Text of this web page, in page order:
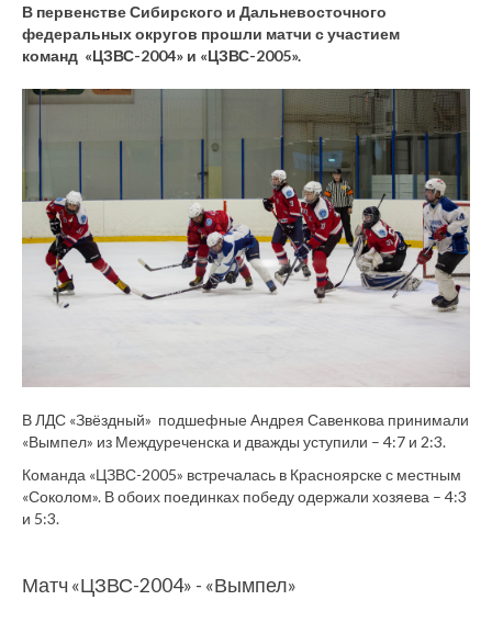
ОЦЕНКА КАЧЕСТВА ОБРАЗОВАНИЯ ВАКАНСИИ
В первенстве Сибирского и Дальневосточного
федеральных округов прошли матчи с участием
команд «ЦЗВС-2004» и «ЦЗВС-2005».
В ЛДС «Звёздный» подшефные Андрея Савенкова принимали
«Вымпел» из Междуреченска и дважды уступили – 4:7 и 2:3.
Команда «ЦЗВС-2005» встречалась в Красноярске с местным
«Соколом». В обоих поединках победу одержали хозяева – 4:3
и 5:3.
Матч «ЦЗВС-2004» - «Вымпел»